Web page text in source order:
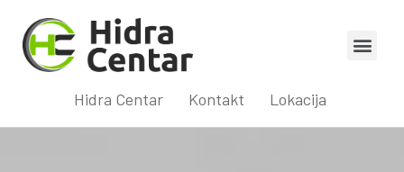
Hidra Centar Kontakt Lokacija